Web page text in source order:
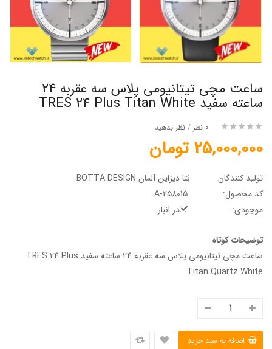
ساعت مچی تیتانیومی پلاس سه عقربه 24
ساعته سفید TRES 24 Plus Titan White
0 نظر / نظر بدهید
25,000,000 تومان
تولید کنندگان
بُتا دیزاین آلمان BOTTA DESIGN
کد محصول:
موجودی:
در انبار
توضیحات کوتاه
ساعت مچی تیتانیومی پلاس سه عقربه 24 ساعته سفید TRES 24 Plus
Titan Quartz White